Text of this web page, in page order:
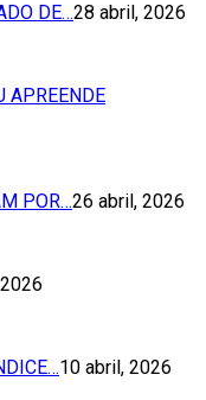
DE…28 abril, 2026
APREENDE
POR…26 abril, 2026
10 abril, 2026